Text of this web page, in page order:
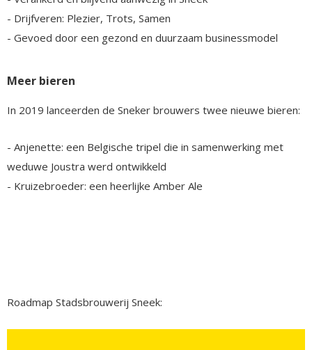
- Drijfveren: Plezier, Trots, Samen
- Gevoed door een gezond en duurzaam businessmodel
Meer bieren
In 2019 lanceerden de Sneker brouwers twee nieuwe bieren:
- Anjenette: een Belgische tripel die in samenwerking met
weduwe Joustra werd ontwikkeld
- Kruizebroeder: een heerlijke Amber Ale
Roadmap Stadsbrouwerij Sneek: